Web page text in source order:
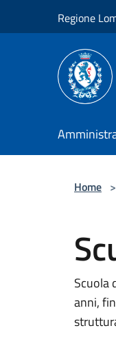
Regione
Home >
Scuola
anni,